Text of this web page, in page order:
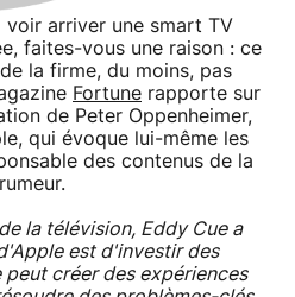
arriver une smart TV
faites-vous une raison : ce
la firme, du moins, pas
Fortune rapporte sur
de Peter Oppenheimer,
qui évoque lui-même les
des contenus de la
la télévision, Eddy Cue a
est d'investir des
peut créer des expériences